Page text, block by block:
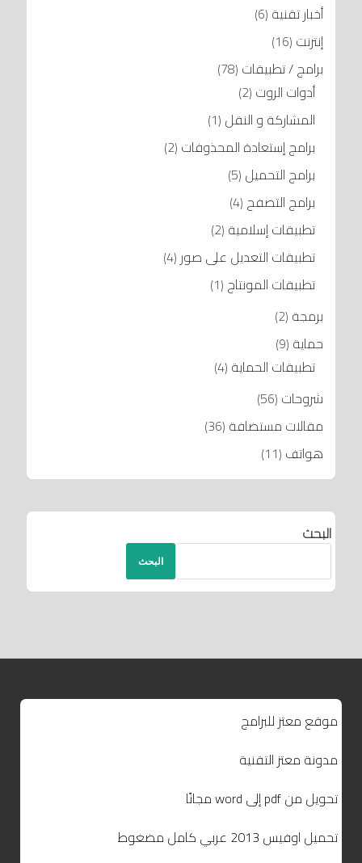
أخبار تقنية (6)
إنترنت (16)
برامج / تطبيقات (78)
أدوات الروت (2)
المشاركة و النقل (1)
برامج إستعادة المحذوفات (2)
برامج التحميل (5)
برامج التصفح (4)
تطبيقات إسلامية (2)
تطبيقات التعديل على صور (4)
تطبيقات المونتاج (1)
برمجة (2)
حماية (9)
تطبيقات الحماية (4)
شروحات (56)
مقالات مستضافة (36)
هواتف (11)
البحث
البحث
موقع معتز للبرامج
مدونة معتز التقنية
تحويل من pdf إلى word مجانًا
تحميل اوفيس 2013 عربي كامل مضغوط